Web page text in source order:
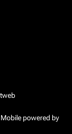
powered by